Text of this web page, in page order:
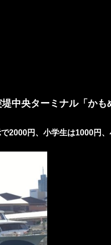
中央ターミナル「かも
2000円、小学生は1000円